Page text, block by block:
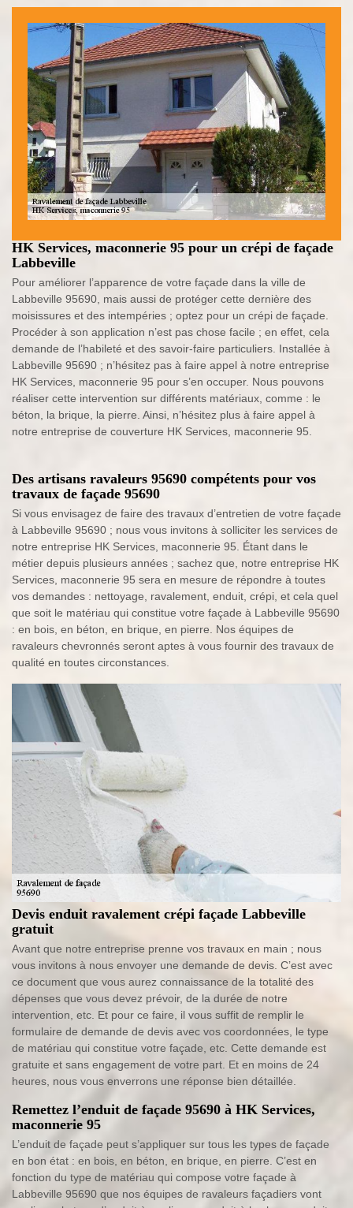
HK Services, maconnerie 95 pour un crépi de façade
Labbeville
Pour améliorer l’apparence de votre façade dans la ville de
Labbeville 95690, mais aussi de protéger cette dernière des
moisissures et des intempéries ; optez pour un crépi de façade.
Procéder à son application n’est pas chose facile ; en effet, cela
demande de l’habileté et des savoir-faire particuliers. Installée à
Labbeville 95690 ; n’hésitez pas à faire appel à notre entreprise
HK Services, maconnerie 95 pour s’en occuper. Nous pouvons
réaliser cette intervention sur différents matériaux, comme : le
béton, la brique, la pierre. Ainsi, n’hésitez plus à faire appel à
notre entreprise de couverture HK Services, maconnerie 95.
Des artisans ravaleurs 95690 compétents pour vos
travaux de façade 95690
Si vous envisagez de faire des travaux d’entretien de votre façade
à Labbeville 95690 ; nous vous invitons à solliciter les services de
notre entreprise HK Services, maconnerie 95. Étant dans le
métier depuis plusieurs années ; sachez que, notre entreprise HK
Services, maconnerie 95 sera en mesure de répondre à toutes
vos demandes : nettoyage, ravalement, enduit, crépi, et cela quel
que soit le matériau qui constitue votre façade à Labbeville 95690
: en bois, en béton, en brique, en pierre. Nos équipes de
ravaleurs chevronnés seront aptes à vous fournir des travaux de
qualité en toutes circonstances.
Devis enduit ravalement crépi façade Labbeville
gratuit
Avant que notre entreprise prenne vos travaux en main ; nous
vous invitons à nous envoyer une demande de devis. C’est avec
ce document que vous aurez connaissance de la totalité des
dépenses que vous devez prévoir, de la durée de notre
intervention, etc. Et pour ce faire, il vous suffit de remplir le
formulaire de demande de devis avec vos coordonnées, le type
de matériau qui constitue votre façade, etc. Cette demande est
gratuite et sans engagement de votre part. Et en moins de 24
heures, nous vous enverrons une réponse bien détaillée.
Remettez l’enduit de façade 95690 à HK Services,
maconnerie 95
L’enduit de façade peut s’appliquer sur tous les types de façade
en bon état : en bois, en béton, en brique, en pierre. C’est en
fonction du type de matériau qui compose votre façade à
Labbeville 95690 que nos équipes de ravaleurs façadiers vont